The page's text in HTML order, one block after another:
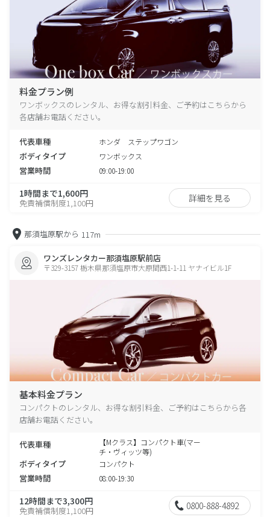
料金プラン例
ワンボックスのレンタル、お得な割引料金、ご予約はこちらから
各店舗お電話ください。
代表車種 ホンダ ステップワゴン
ボディタイプ ワンボックス
営業時間 09:00-19:00
1時間まで1,600円
免責補償制度1,100円 詳細を見る
那須塩原駅から 117m
ワンズレンタカー那須塩原駅前店
〒329-3157 栃木県那須塩原市大原間西1-1-11 ヤナイビル1F
基本料金プラン
コンパクトのレンタル、お得な割引料金、ご予約はこちらから各
店舗お電話ください。
代表車種
【Mクラス】コンパクト車(マー
チ・ヴィッツ等)
ボディタイプ コンパクト
営業時間 08:00-19:30
12時間まで3,300円
免責補償制度1,100円 0800-888-4892